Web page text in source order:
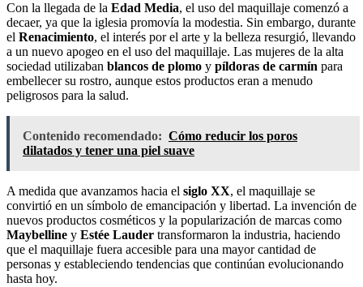
Con la llegada de la Edad Media, el uso del maquillaje comenzó a
decaer, ya que la iglesia promovía la modestia. Sin embargo, durante
el Renacimiento, el interés por el arte y la belleza resurgió, llevando
a un nuevo apogeo en el uso del maquillaje. Las mujeres de la alta
sociedad utilizaban blancos de plomo y píldoras de carmín para
embellecer su rostro, aunque estos productos eran a menudo
peligrosos para la salud.
Contenido recomendado: Cómo reducir los poros
dilatados y tener una piel suave
A medida que avanzamos hacia el siglo XX, el maquillaje se
convirtió en un símbolo de emancipación y libertad. La invención de
nuevos productos cosméticos y la popularización de marcas como
Maybelline y Estée Lauder transformaron la industria, haciendo
que el maquillaje fuera accesible para una mayor cantidad de
personas y estableciendo tendencias que continúan evolucionando
hasta hoy.